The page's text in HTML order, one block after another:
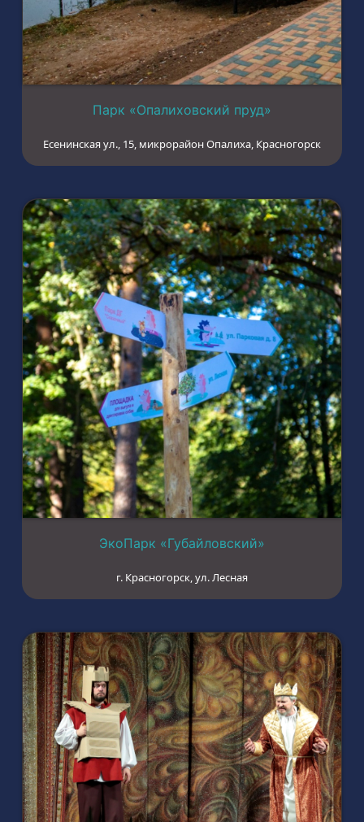
Парк «Опалиховский пруд»
Есенинская ул., 15, микрорайон Опалиха, Красногорск
ЭкоПарк «Губайловский»
г. Красногорск, ул. Лесная